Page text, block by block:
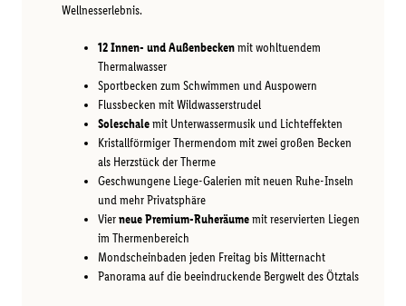
Wellnesserlebnis.
12 Innen- und Außenbeckenmit wohltuendem
Thermalwasser
Sportbecken zum Schwimmen und Auspowern
Flussbecken mit Wildwasserstrudel
Soleschalemit Unterwassermusik und Lichteffekten
Kristallförmiger Thermendom mit zwei großen Becken
als Herzstück der Therme
Geschwungene Liege-Galerien mit neuen Ruhe-Inseln
und mehr Privatsphäre
Vierneue Premium-Ruheräumemit reservierten Liegen
im Thermenbereich
Mondscheinbaden jeden Freitag bis Mitternacht
Panorama auf die beeindruckende Bergwelt des Ötztals